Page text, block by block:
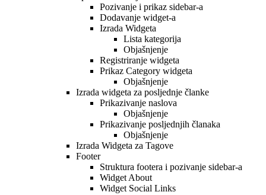
Pozivanje i prikaz sidebar-a
Dodavanje widget-a
Izrada Widgeta
Lista kategorija
Objašnjenje
Registriranje widgeta
Prikaz Category widgeta
Objašnjenje
Izrada widgeta za posljednje članke
Prikazivanje naslova
Objašnjenje
Prikazivanje posljednjih članaka
Objašnjenje
Izrada Widgeta za Tagove
Footer
Struktura footera i pozivanje sidebar-a
Widget About
Widget Social Links